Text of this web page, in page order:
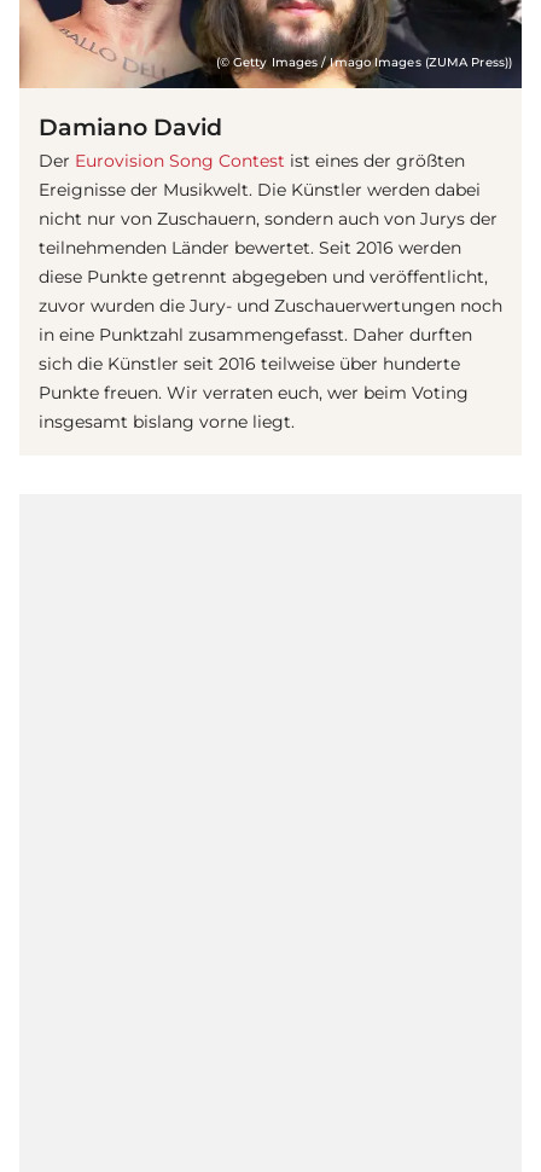
(© Getty Images / Imago Images (ZUMA Press))
Damiano David
Der Eurovision Song Contest ist eines der größten
Ereignisse der Musikwelt. Die Künstler werden dabei
nicht nur von Zuschauern, sondern auch von Jurys der
teilnehmenden Länder bewertet. Seit 2016 werden
diese Punkte getrennt abgegeben und veröffentlicht,
zuvor wurden die Jury- und Zuschauerwertungen noch
in eine Punktzahl zusammengefasst. Daher durften
sich die Künstler seit 2016 teilweise über hunderte
Punkte freuen. Wir verraten euch, wer beim Voting
insgesamt bislang vorne liegt.